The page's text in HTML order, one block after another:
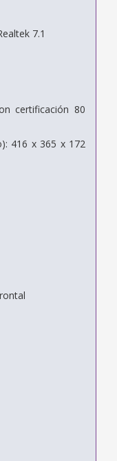
7.1
certificación 80
416 x 365 x 172